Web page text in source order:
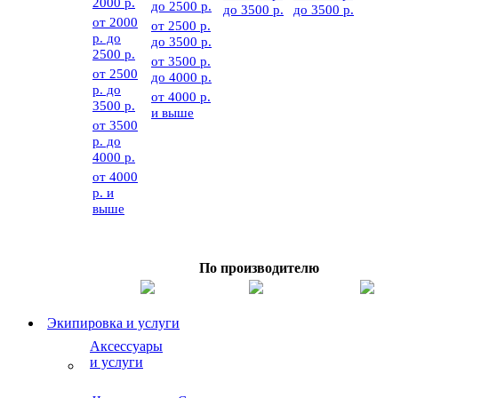
от 2000
р. до
2500 р.
от 2500
р. до
3500 р.
от 3500
р. до
4000 р.
от 4000
р. и
выше
до 2500 р.
от 2500 р.
до 3500 р.
от 3500 р.
до 4000 р.
от 4000 р.
и выше
до 3500 р.
до 3500 р.
По производителю
Экипировка и услуги
Аксессуары
и услуги